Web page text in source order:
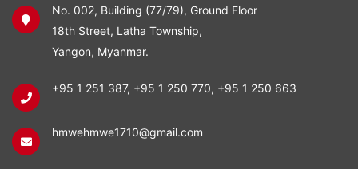
No. 002, Building (77/79), Ground Floor
18th Street, Latha Township,
Yangon, Myanmar.
+95 1 251 387, +95 1 250 770, +95 1 250 663
hmwehmwe1710@gmail.com